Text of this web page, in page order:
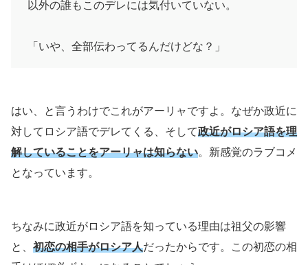
以外の誰もこのデレには気付いていない。
「いや、全部伝わってるんだけどな？」
はい、と言うわけでこれがアーリャですよ。なぜか政近に
対してロシア語でデレてくる、そして政近がロシア語を理
解していることをアーリャは知らない。新感覚のラブコメ
となっています。
ちなみに政近がロシア語を知っている理由は祖父の影響
と、 初恋の相手がロシア人だったからです。この初恋の相